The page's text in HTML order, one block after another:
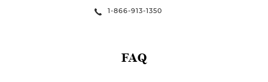
1-866-913-1350
FAQ